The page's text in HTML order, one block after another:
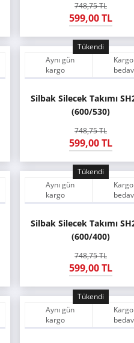
748,75 TL
599,00 TL
Tükendi
Aynı gün
kargo
Kargo
Silbak Silecek Takımı
(600/530)
748,75 TL
599,00 TL
Tükendi
Aynı gün
kargo
Kargo
Silbak Silecek Takımı
(600/400)
748,75 TL
599,00 TL
Tükendi
Aynı gün
kargo
Kargo